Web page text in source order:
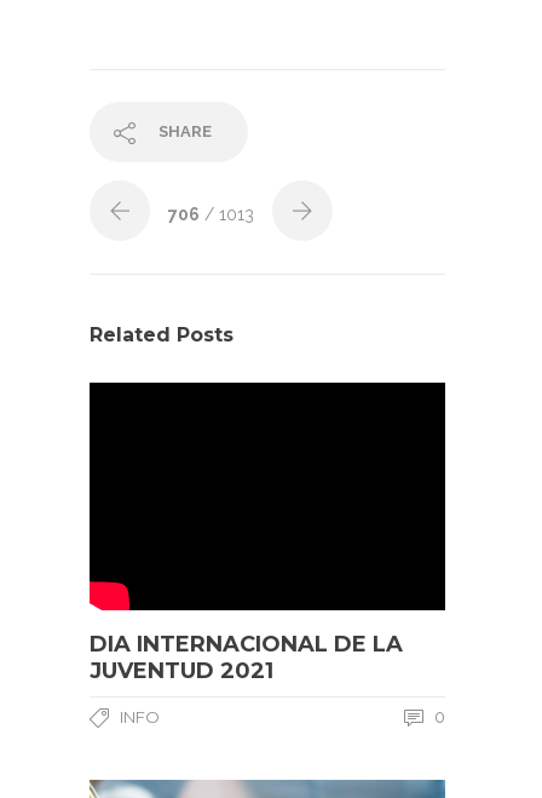
SHARE
706 / 1013
Related Posts
DIA INTERNACIONAL DE LA
JUVENTUD 2021
INFO 0